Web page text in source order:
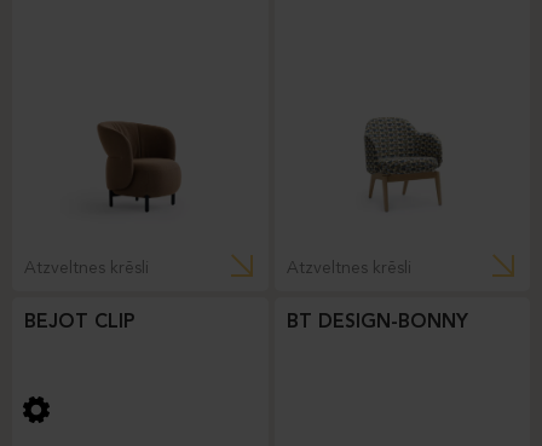
Atzveltnes krēsli Atzveltnes krēsli
BEJOT CLIP BT DESIGN-BONNY